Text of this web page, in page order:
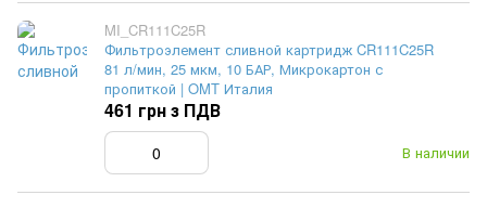
MI_CR111C25R
Фильтроэлемент сливной картридж CR111C25R
81 л/мин, 25 мкм, 10 БАР, Микрокартон с
пропиткой | OMT Италия
В наличии
461 грн з ПДВ